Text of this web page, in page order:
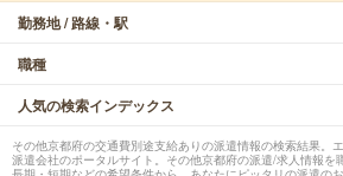
勤務地 / 路線・駅
職種
人気の検索インデックス
その他京都府の交通費別途支給ありの派遣情報の検索結果。
派遣会社のポータルサイト。その他京都府の派遣/求人情報を